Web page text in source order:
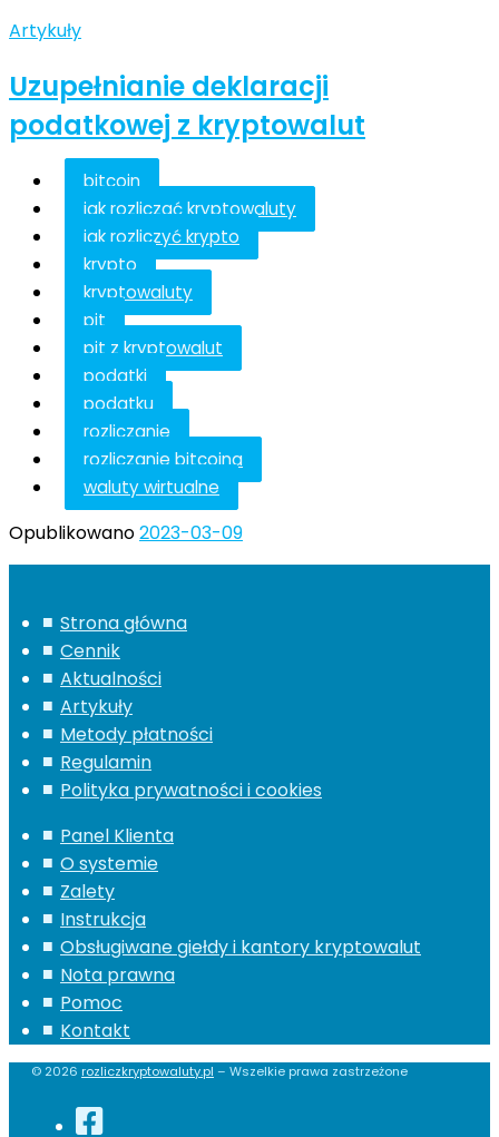
Artykuły
Uzupełnianie deklaracji
podatkowej z kryptowalut
bitcoin
jak rozliczać kryptowaluty
jak rozliczyć krypto
krypto
kryptowaluty
pit
pit z kryptowalut
podatki
podatku
rozliczanie
rozliczanie bitcoina
waluty wirtualne
Opublikowano2023-03-09
Strona główna
Cennik
Aktualności
Artykuły
Metody płatności
Regulamin
Polityka prywatności i cookies
Panel Klienta
O systemie
Zalety
Instrukcja
Obsługiwane giełdy i kantory kryptowalut
Nota prawna
Pomoc
Kontakt
© 2026 rozliczkryptowaluty.pl – Wszelkie prawa zastrzeżone